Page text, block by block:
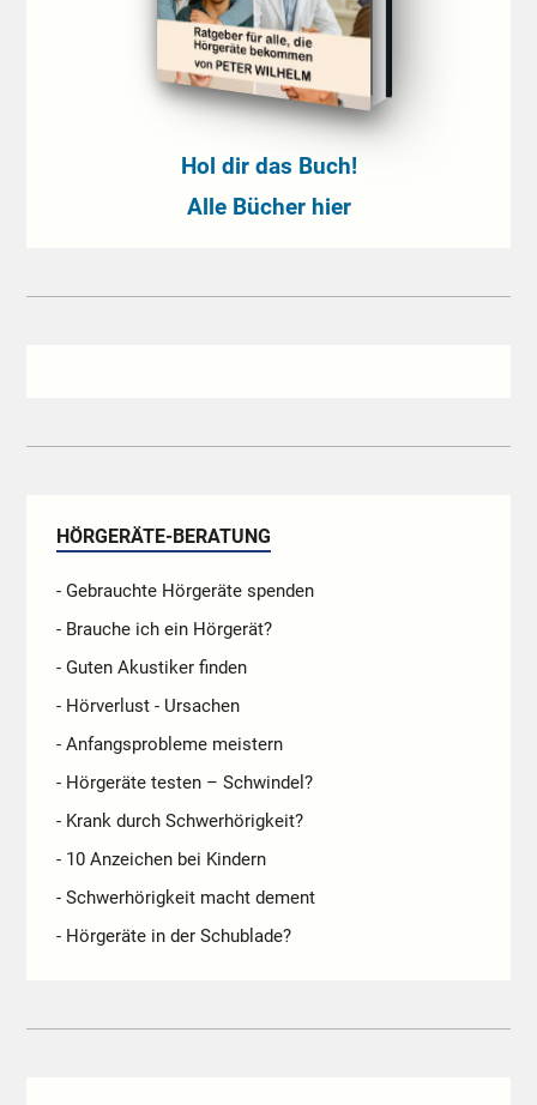
Hol dir das Buch!
Alle Bücher hier
HÖRGERÄTE-BERATUNG
- Gebrauchte Hörgeräte spenden
- Brauche ich ein Hörgerät?
- Guten Akustiker finden
- Hörverlust - Ursachen
- Anfangsprobleme meistern
- Hörgeräte testen – Schwindel?
- Krank durch Schwerhörigkeit?
- 10 Anzeichen bei Kindern
- Schwerhörigkeit macht dement
- Hörgeräte in der Schublade?